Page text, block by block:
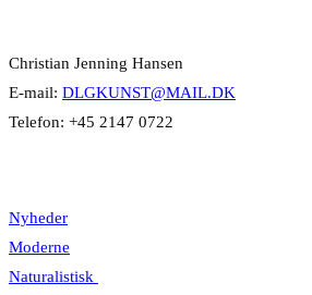
Christian Jenning Hansen
E-mail: DLGKUNST@MAIL.DK
Telefon: +45 2147 0722
Nyheder
Moderne
Naturalistisk